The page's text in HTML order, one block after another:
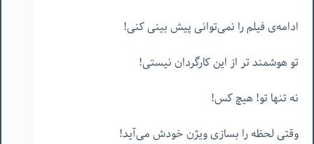
ادامه‌ی فیلم را نمی‌توانی پیش بینی کنی!
تو هوشمند تر از این کارگردان نیستی!
نه تنها تو! هیچ کس!
وقتی لحظه را بسازی ویژن خودش می‌آید!